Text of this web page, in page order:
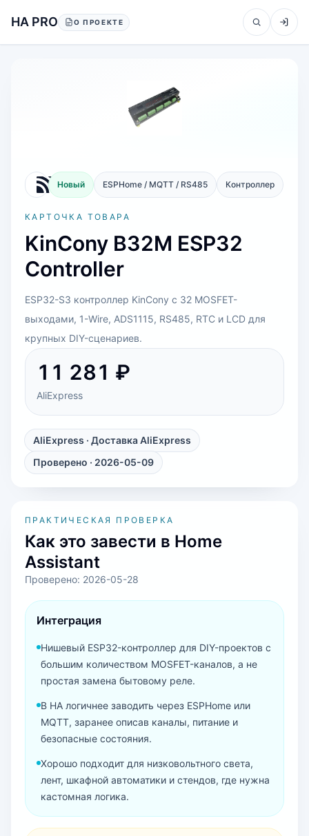
HA PRO О ПРОЕКТЕ
Новый ESPHome / MQTT / RS485 Контроллер
КАРТОЧКА ТОВАРА
KinCony B32M ESP32
Controller
ESP32-S3 контроллер KinCony с 32 MOSFET-
выходами, 1-Wire, ADS1115, RS485, RTC и LCD для
крупных DIY-сценариев.
11 281 ₽
AliExpress
AliExpress · Доставка AliExpress
Проверено · 2026-05-09
ПРАКТИЧЕСКАЯ ПРОВЕРКА
Как это завести в Home
Assistant
Проверено: 2026-05-28
Интеграция
Нишевый ESP32-контроллер для DIY-проектов с
большим количеством MOSFET-каналов, а не
простая замена бытовому реле.
В HA логичнее заводить через ESPHome или
MQTT, заранее описав каналы, питание и
безопасные состояния.
Хорошо подходит для низковольтного света,
лент, шкафной автоматики и стендов, где нужна
кастомная логика.